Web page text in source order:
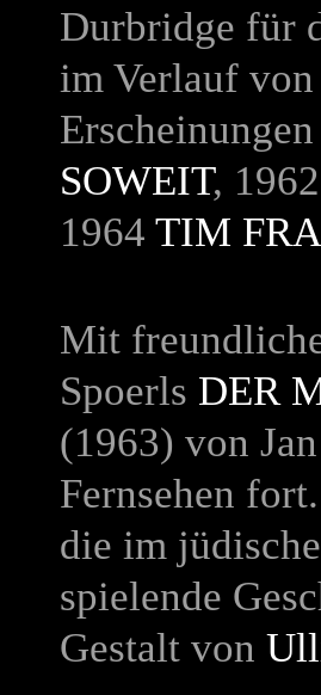
Durbridge für
im Verlauf
SOWEIT, 1962
1964 TIM
Mit
Spoerls DER
(1963) von
Fernsehen fort.
die im
spielende
Gestalt von